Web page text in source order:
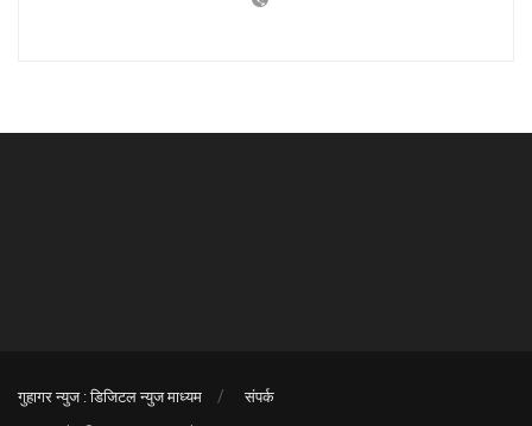
गुहागर न्युज : डिजिटल न्युज माध्यम संपर्क